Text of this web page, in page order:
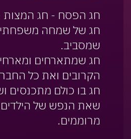
חג הפסח - חג המצות
חג של שמחה
שמסביב.
חג שמתארחים
הקרובים ואת כל
חג בו כולם מתכנסים
שאת הנפש של הילדים
מרוממים.